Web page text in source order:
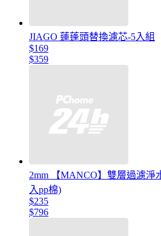
JIAGO 蓮蓬頭替換濾芯-5入組
$169
$359
2mm 【MANCO】雙層過濾淨
入pp棉)
$235
$796